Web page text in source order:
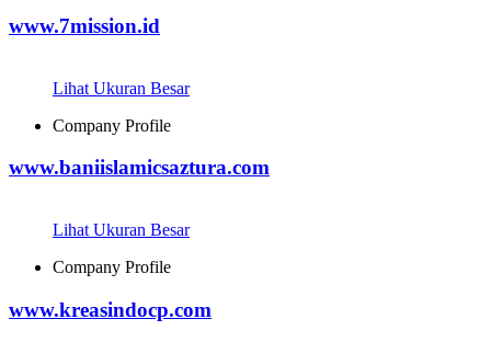
www.7mission.id
Lihat Ukuran Besar
Company Profile
www.baniislamicsaztura.com
Lihat Ukuran Besar
Company Profile
www.kreasindocp.com